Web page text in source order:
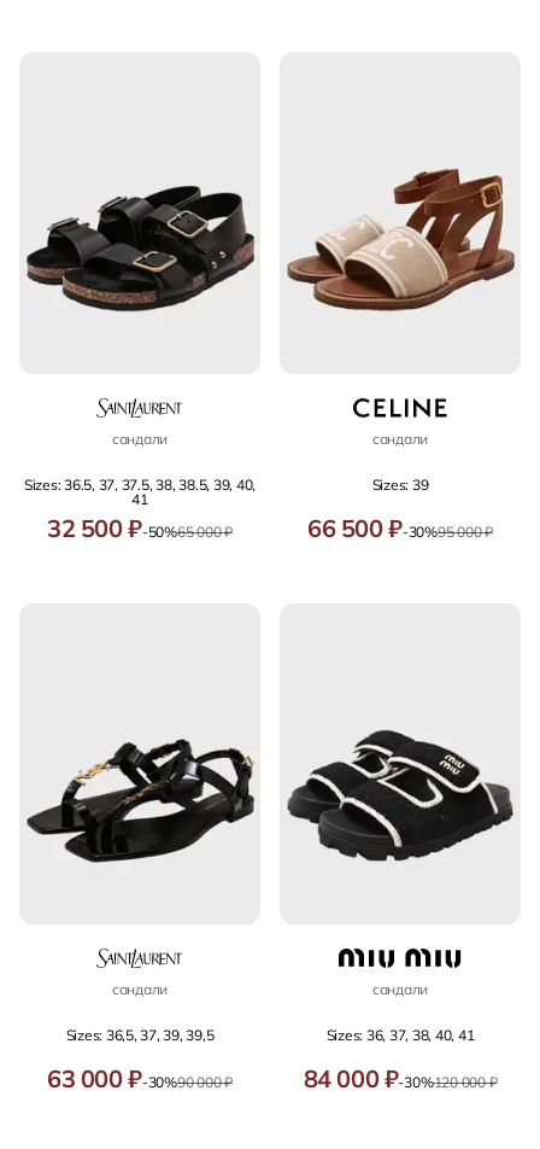
сандали
Sizes: 36.5, 37, 37.5, 38, 38.5, 39, 40,
41
32 500 ₽-50%65 000 ₽
сандали
Sizes: 39
66 500 ₽-30%95 000 ₽
сандали
Sizes: 36,5, 37, 39, 39,5
63 000 ₽-30%90 000 ₽
сандали
Sizes: 36, 37, 38, 40, 41
84 000 ₽-30%120 000 ₽